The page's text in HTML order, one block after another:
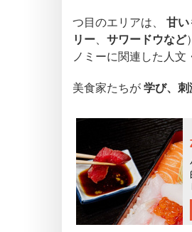
つ目のエリアは、
甘
リー、 サワードウなど）
ノミーに関連した人文
美食家たちが学び、